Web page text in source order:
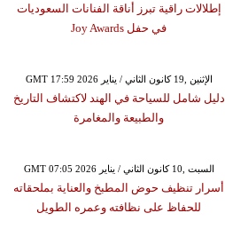
إطلالات راقية تبرز أناقة الفنانات السعوديات
في حفل Joy Awards
GMT 17:59 2026 الإثنين ,19 كانون الثاني / يناير
دليل شامل للسياحة في الهند لاكتشاف التاريخ
والطبيعة والمغامرة
GMT 07:05 2026 السبت ,10 كانون الثاني / يناير
أسرار تنظيف حوض المطبخ والعناية بملحقاته
للحفاظ على نظافته وعمره الطويل